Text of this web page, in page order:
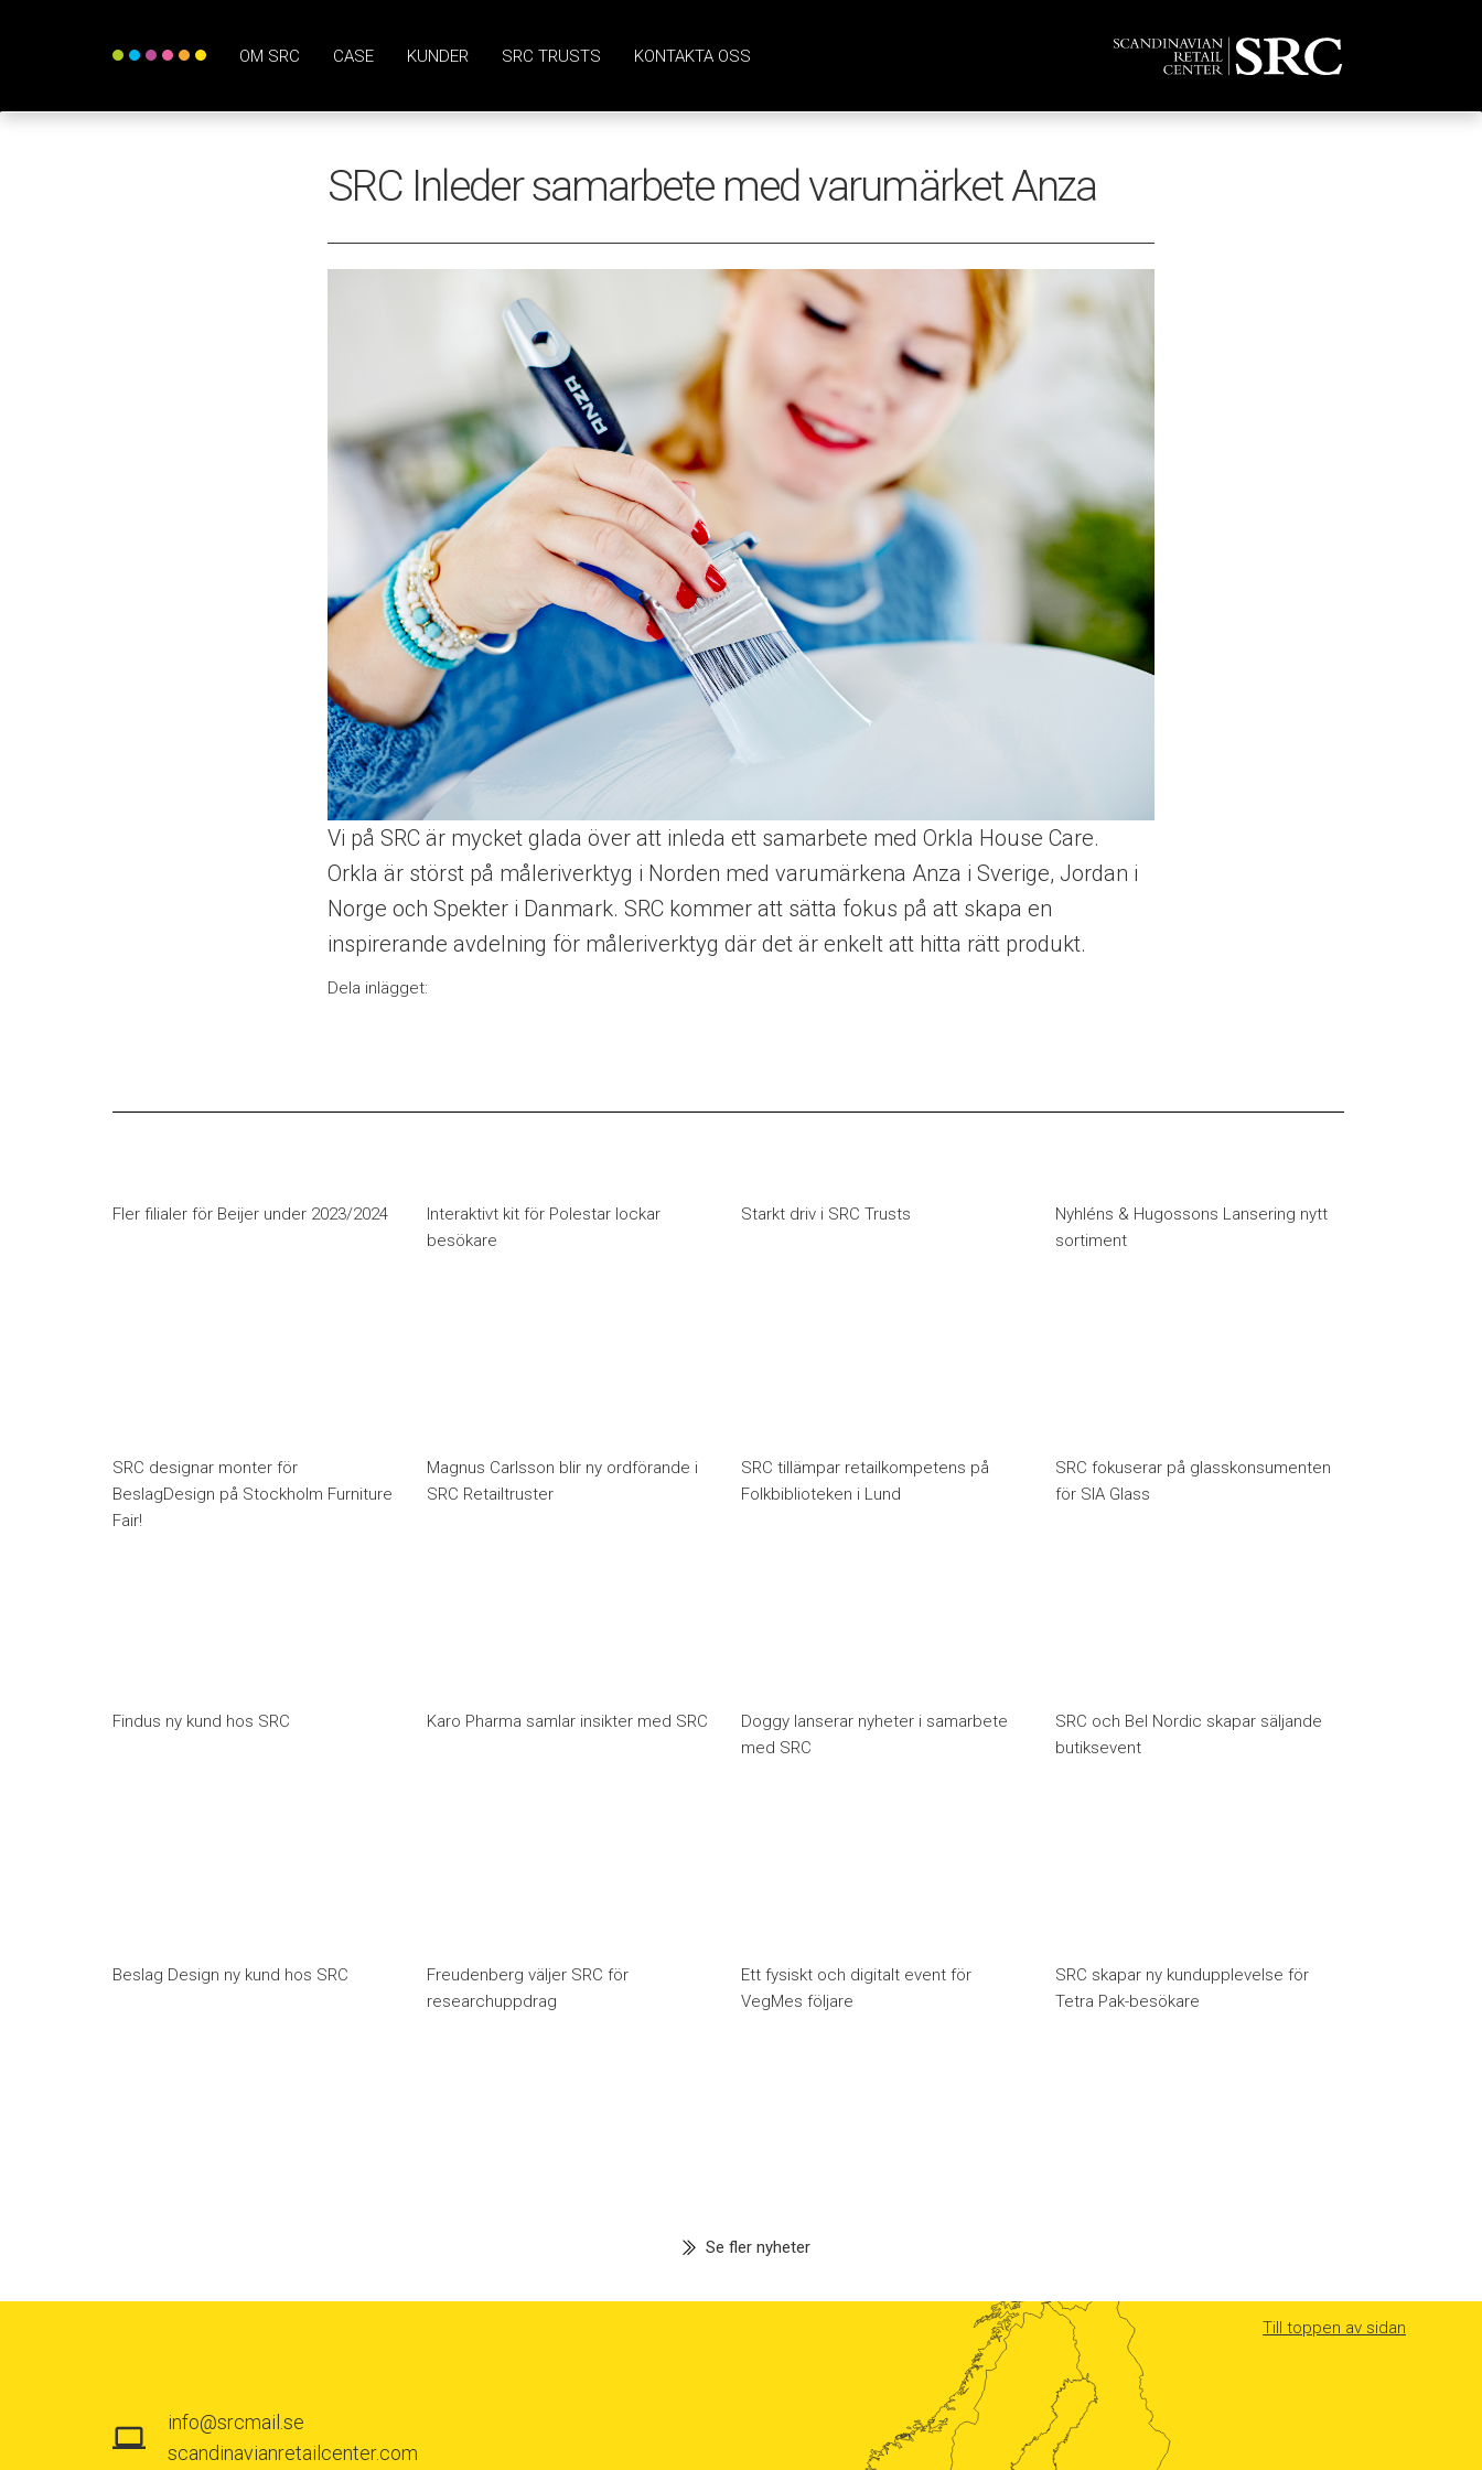
OM SRC CASE KUNDER SRC TRUSTS KONTAKTA OSS
SRC Inleder samarbete med varumärket Anza
Vi på SRC är mycket glada över att inleda ett samarbete med Orkla House Care.
Orkla är störst på måleriverktyg i Norden med varumärkena Anza i Sverige, Jordan i
Norge och Spekter i Danmark. SRC kommer att sätta fokus på att skapa en
inspirerande avdelning för måleriverktyg där det är enkelt att hitta rätt produkt.
Dela inlägget:
Fler filialer för Beijer under 2023/2024
Interaktivt kit för Polestar lockar
besökare
Starkt driv i SRC Trusts
Nyhléns & Hugossons Lansering nytt
sortiment
SRC designar monter för
BeslagDesign på Stockholm Furniture
Fair!
Magnus Carlsson blir ny ordförande i
SRC Retailtruster
SRC tillämpar retailkompetens på
Folkbiblioteken i Lund
SRC fokuserar på glasskonsumenten
för SIA Glass
Findus ny kund hos SRC Karo Pharma samlar insikter med SRC
Doggy lanserar nyheter i samarbete
med SRC
SRC och Bel Nordic skapar säljande
butiksevent
Beslag Design ny kund hos SRC
Freudenberg väljer SRC för
researchuppdrag
Ett fysiskt och digitalt event för
VegMes följare
SRC skapar ny kundupplevelse för
Tetra Pak-besökare
Se fler nyheter
info@srcmail.se
scandinavianretailcenter.com
Till toppen av sidan